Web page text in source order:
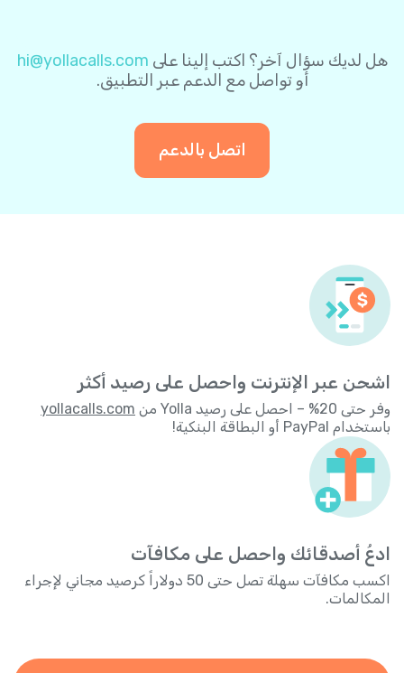
المستقبلية. وبهذه الطريقة، لن تحتاج إلى إدخال
بيانات بطاقتك مرة أخرى عند إجراء أي عملية دفع
هل لديك سؤال آخر؟ اكتب إلينا على hi@yollacalls.com
أو تواصل مع الدعم عبر التطبيق.
اتصل بالدعم
اشحن عبر الإنترنت واحصل على رصيد أكثر
وفر حتى 20% – احصل على رصيد Yolla من
yollacalls.com
باستخدام PayPal أو البطاقة البنكية!
ادعُ أصدقائك واحصل على مكافآت
اكسب مكافآت سهلة تصل حتى 50 دولاراً كرصيد مجاني لإجراء
المكالمات.